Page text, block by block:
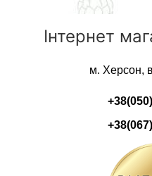
Інтернет
м. Херсон,